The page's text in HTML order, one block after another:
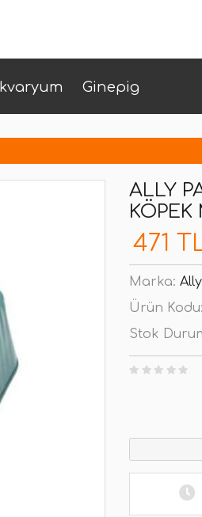
Ginepig
ALLY
471
Marka:
Ürün Kodu:
Stok